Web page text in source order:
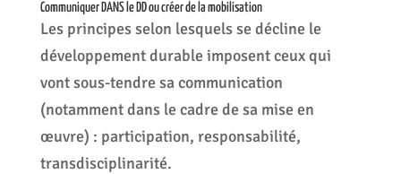
Communiquer DANS le DD ou créer de la mobilisation
Les principes selon lesquels se décline le
développement durable imposent ceux qui
vont sous-tendre sa communication
(notamment dans le cadre de sa mise en
œuvre) : participation, responsabilité,
transdisciplinarité.